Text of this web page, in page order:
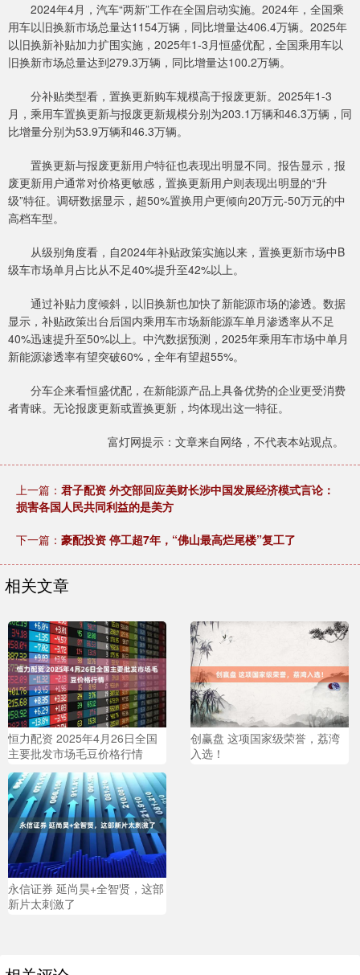
2024年4月，汽车“两新”工作在全国启动实施。2024年，全国乘
用车以旧换新市场总量达1154万辆，同比增量达406.4万辆。2025年
以旧换新补贴加力扩围实施，2025年1-3月恒盛优配，全国乘用车以
旧换新市场总量达到279.3万辆，同比增量达100.2万辆。
分补贴类型看，置换更新购车规模高于报废更新。2025年1-3
月，乘用车置换更新与报废更新规模分别为203.1万辆和46.3万辆，同
比增量分别为53.9万辆和46.3万辆。
置换更新与报废更新用户特征也表现出明显不同。报告显示，报
废更新用户通常对价格更敏感，置换更新用户则表现出明显的“升
级”特征。调研数据显示，超50%置换用户更倾向20万元-50万元的中
高档车型。
从级别角度看，自2024年补贴政策实施以来，置换更新市场中B
级车市场单月占比从不足40%提升至42%以上。
通过补贴力度倾斜，以旧换新也加快了新能源市场的渗透。数据
显示，补贴政策出台后国内乘用车市场新能源车单月渗透率从不足
40%迅速提升至50%以上。中汽数据预测，2025年乘用车市场中单月
新能源渗透率有望突破60%，全年有望超55%。
分车企来看恒盛优配，在新能源产品上具备优势的企业更受消费
者青睐。无论报废更新或置换更新，均体现出这一特征。
富灯网提示：文章来自网络，不代表本站观点。
上一篇： 君子配资 外交部回应美财长涉中国发展经济模式言论：
损害各国人民共同利益的是美方
下一篇： 豪配投资 停工超7年，“佛山最高烂尾楼”复工了
相关文章
恒力配资 2025年4月26日全国
主要批发市场毛豆价格行情
创赢盘 这项国家级荣誉，荔湾
入选！
永信证券 延尚昊+全智贤，这部
新片太刺激了